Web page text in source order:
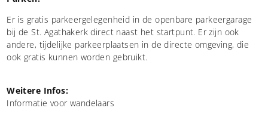
Er is gratis parkeergelegenheid in de openbare parkeergarage
bij de St. Agathakerk direct naast het startpunt. Er zijn ook
andere, tijdelijke parkeerplaatsen in de directe omgeving, die
ook gratis kunnen worden gebruikt.
Weitere Infos:
Informatie voor wandelaars